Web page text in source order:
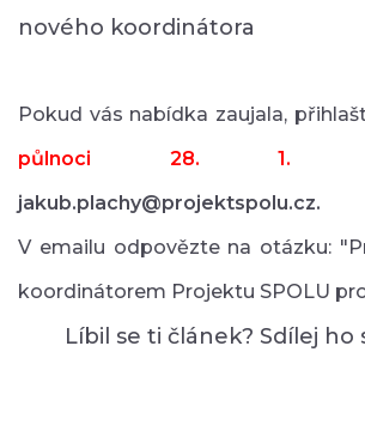
nového koordinátora
Pokud vás nabídka zaujala,
půlnoci
28. 1.
jakub.plachy@projektspolu.cz.
V emailu odpovězte na otázku:
koordinátorem Projektu SPOLU
Líbil se ti článek? Sdílej ho